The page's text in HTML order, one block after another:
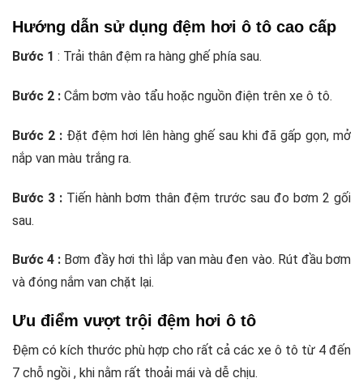
Hướng dẫn sử dụng đệm hơi ô tô cao cấp
Bước 1 : Trải thân đệm ra hàng ghế phía sau.
Bước 2 : Cắm bơm vào tẩu hoặc nguồn điện trên xe ô tô.
Bước 2 : Đặt đệm hơi lên hàng ghế sau khi đã gấp gọn, mở
nắp van màu trắng ra.
Bước 3 : Tiến hành bơm thân đệm trước sau đo bơm 2 gối
sau.
Bước 4 : Bơm đầy hơi thì lắp van màu đen vào. Rút đầu bơm
và đóng nắm van chặt lại.
Ưu điểm vượt trội đệm hơi ô tô
Đệm có kích thước phù hợp cho rất cả các xe ô tô từ 4 đến
7 chỗ ngồi , khi nằm rất thoải mái và dễ chịu.